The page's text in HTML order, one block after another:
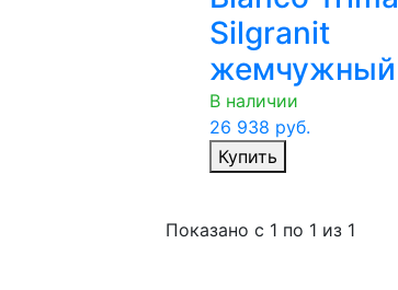
Silgranit
жемчужный
В наличии
26 938 руб.
Купить
Показано с 1 по 1 из 1